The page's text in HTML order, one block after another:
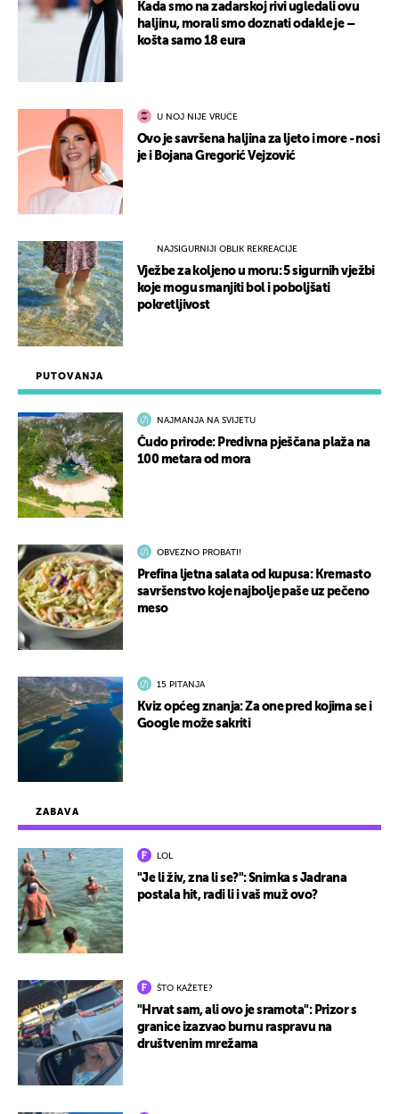
ZABAVA
LOL
"Je li živ, zna li se?": Snimka s Jadrana
postala hit, radi li i vaš muž ovo?
ŠTO KAŽETE?
"Hrvat sam, ali ovo je sramota": Prizor s
granice izazvao burnu raspravu na
društvenim mrežama
PUTOVANJA
NAJMANJA NA SVIJETU
Čudo prirode: Predivna pješčana plaža na
100 metara od mora
OBVEZNO PROBATI!
Prefina ljetna salata od kupusa: Kremasto
savršenstvo koje najbolje paše uz pečeno
meso
15 PITANJA
Kviz općeg znanja: Za one pred kojima se i
Google može sakriti
Kada smo na zadarskoj rivi ugledali ovu
haljinu, morali smo doznati odakle je –
košta samo 18 eura
U NOJ NIJE VRUĆE
Ovo je savršena haljina za ljeto i more - nosi
je i Bojana Gregorić Vejzović
NAJSIGURNIJI OBLIK REKREACIJE
Vježbe za koljeno u moru: 5 sigurnih vježbi
koje mogu smanjiti bol i poboljšati
pokretljivost